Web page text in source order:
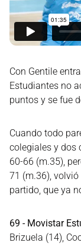
Con Gentile
Estudiantes no
puntos y se fue
Cuando todo
colegiales y dos
60-66 (m.35),
71 (m.36),
partido, que ya
69 - Movistar
Brizuela (14),